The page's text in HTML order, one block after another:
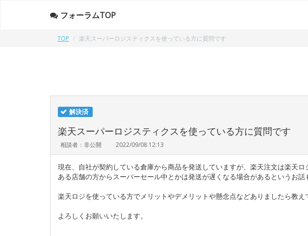
フォーラムTOP
TOP 楽天スーパーロジスティクスを使っている方に質問です
解決済
楽天スーパーロジスティクスを使っている方に質問です
相談者：非公開 2022/09/08 12:13
現在、自社が契約している倉庫から商品を発送していますが、楽天注文は楽天ロ
ある店舗の方からスーパーセール中とかは発送が遅くなる場合があるというお話
楽天ロジを使っている方でメリットやデメリットや懸念点などありましたら教え
よろしくお願いいたします。